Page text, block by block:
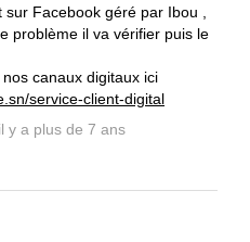
Facebook géré par Ibou ,
problème il va vérifier puis le
canaux digitaux ici
service-client-digital
il y a plus de 7 ans